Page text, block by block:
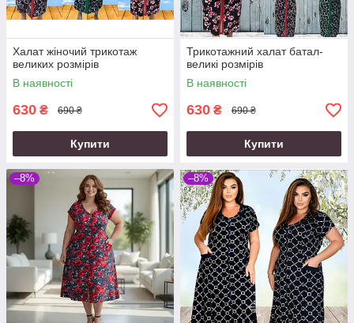
Халат жіночий трикотаж
великих розмірів
В наявності
630 ₴ 690 ₴
Купити
Трикотажний халат батал-
великі розмірів
В наявності
630 ₴ 690 ₴
Купити
–8% –8%